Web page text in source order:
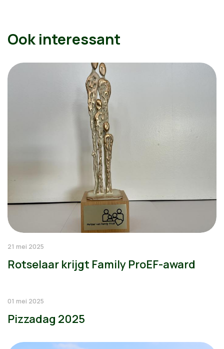
Ook interessant
21 mei 2025
Rotselaar krijgt Family ProEF-award
01 mei 2025
Pizzadag 2025